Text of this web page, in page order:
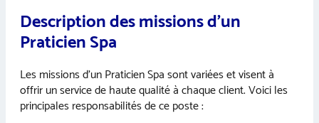
Description des missions d’un
Praticien Spa
Les missions d’un Praticien Spa sont variées et visent à
offrir un service de haute qualité à chaque client. Voici les
principales responsabilités de ce poste :